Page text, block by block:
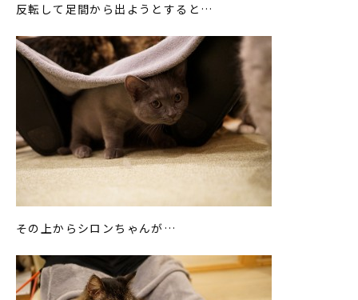
反転して足間から出ようとすると…
その上からシロンちゃんが…